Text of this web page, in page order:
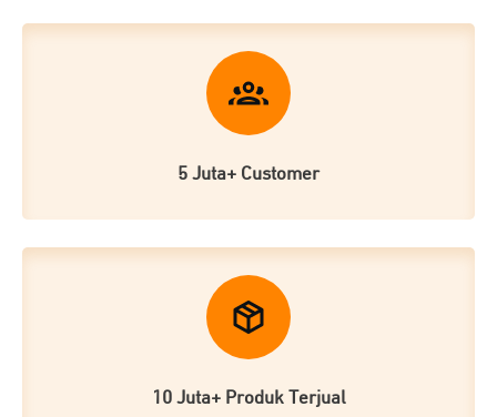
5 Juta+ Customer
10 Juta+ Produk Terjual